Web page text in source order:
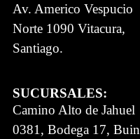
Av. Americo Vespucio
Norte 1090 Vitacura,
Santiago.
SUCURSALES:
Camino Alto de Jahuel
0381, Bodega 17, Buin